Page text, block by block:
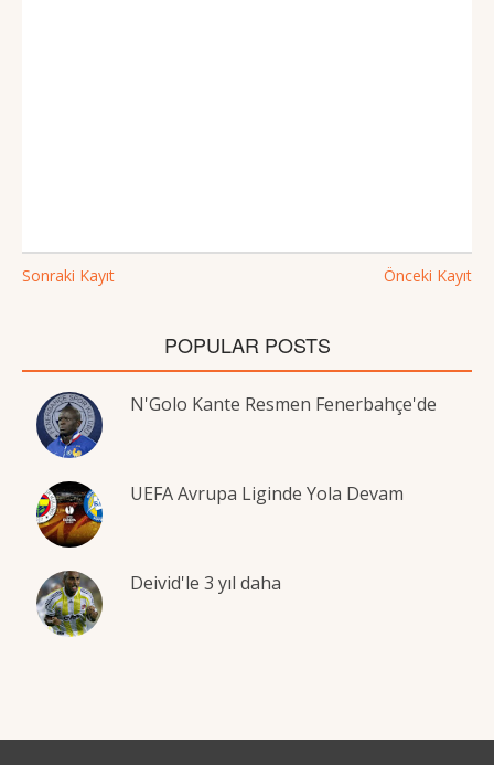
Sonraki Kayıt Önceki Kayıt
POPULAR POSTS
N'Golo Kante Resmen Fenerbahçe'de
UEFA Avrupa Liginde Yola Devam
Deivid'le 3 yıl daha